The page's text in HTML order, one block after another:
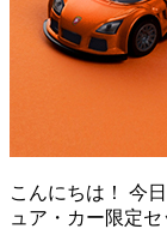
こんにちは！ 今
ュア・カー限定